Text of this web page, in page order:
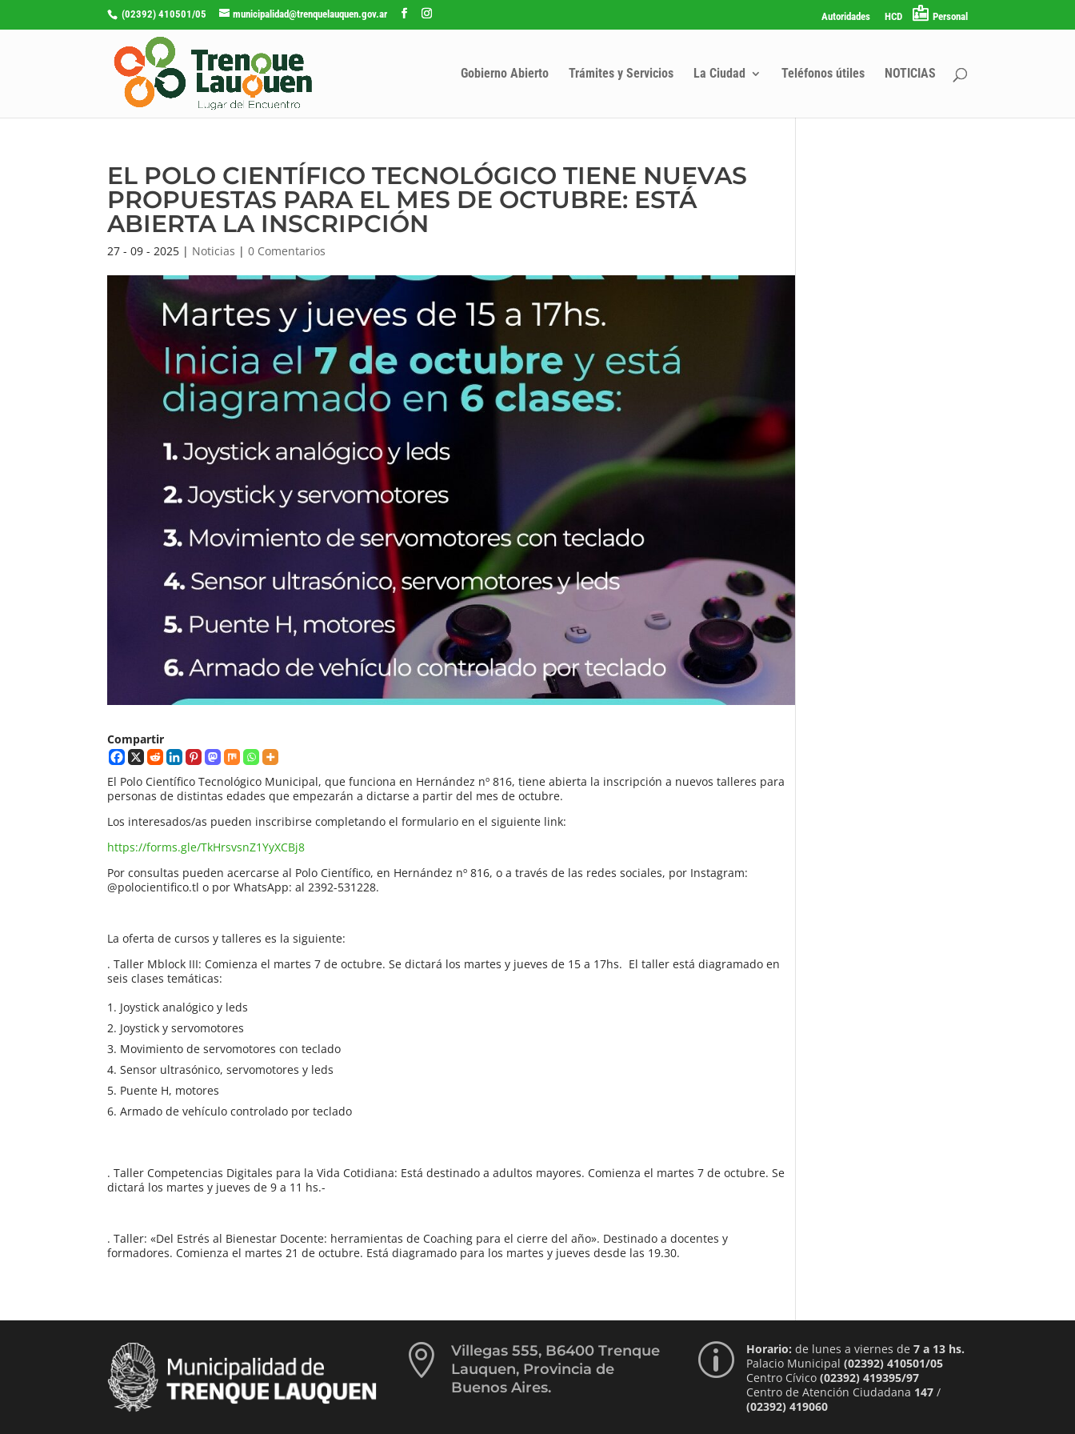
(02392) 410501/05 municipalidad@trenquelauquen.gov.ar Autoridades HCD Personal
Gobierno Abierto Trámites y Servicios La Ciudad Teléfonos útiles NOTICIAS
EL POLO CIENTÍFICO TECNOLÓGICO TIENE NUEVAS
PROPUESTAS PARA EL MES DE OCTUBRE: ESTÁ
ABIERTA LA INSCRIPCIÓN
27 - 09 - 2025 | Noticias |0 Comentarios
Compartir
El Polo Científico Tecnológico Municipal, que funciona en Hernández nº 816, tiene abierta la inscripción a nuevos talleres para
personas de distintas edades que empezarán a dictarse a partir del mes de octubre.
Los interesados/as pueden inscribirse completando el formulario en el siguiente link:
https://forms.gle/TkHrsvsnZ1YyXCBj8
Por consultas pueden acercarse al Polo Científico, en Hernández nº 816, o a través de las redes sociales, por Instagram:
@polocientifico.tl o por WhatsApp: al 2392-531228.
La oferta de cursos y talleres es la siguiente:
. Taller Mblock III: Comienza el martes 7 de octubre. Se dictará los martes y jueves de 15 a 17hs. El taller está diagramado en
seis clases temáticas:
Joystick analógico y leds
Joystick y servomotores
Movimiento de servomotores con teclado
Sensor ultrasónico, servomotores y leds
Puente H, motores
Armado de vehículo controlado por teclado
. Taller Competencias Digitales para la Vida Cotidiana: Está destinado a adultos mayores. Comienza el martes 7 de octubre. Se
dictará los martes y jueves de 9 a 11 hs.-
. Taller: «Del Estrés al Bienestar Docente: herramientas de Coaching para el cierre del año». Destinado a docentes y
formadores. Comienza el martes 21 de octubre. Está diagramado para los martes y jueves desde las 19.30.

Villegas 555, B6400 Trenque
Lauquen, Provincia de
Buenos Aires.
p Horario: de lunes a viernes de 7 a 13 hs.
Palacio Municipal (02392) 410501/05
Centro Cívico (02392) 419395/97
Centro de Atención Ciudadana 147/
(02392) 419060